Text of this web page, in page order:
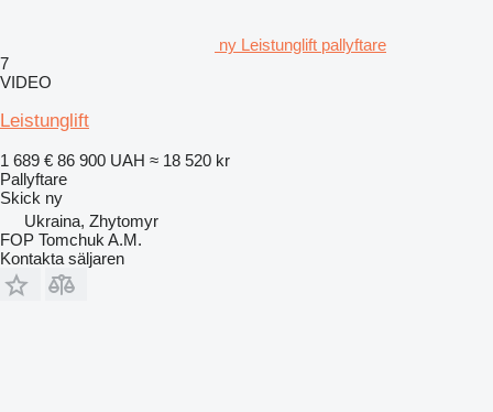
ny Leistunglift pallyftare
7
VIDEO
Leistunglift
1 689 € 86 900 UAH ≈ 18 520 kr
Pallyftare
Skick ny
Ukraina, Zhytomyr
FOP Tomchuk A.M.
Kontakta säljaren